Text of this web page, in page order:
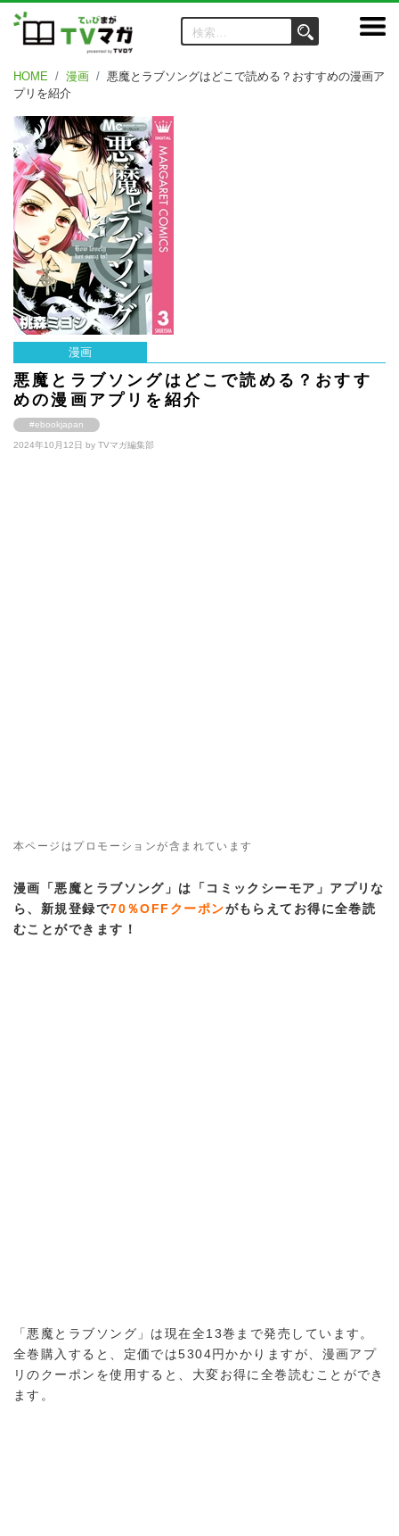
HOME 漫画
悪魔とラブソングはどこで読める？おすすめの漫画ア
プリを紹介
漫画
悪魔とラブソングはどこで読める？おすす
めの漫画アプリを紹介
#ebookjapan
2024年10月12日 by TVマガ編集部
本ページはプロモーションが含まれています
漫画「悪魔とラブソング」は「コミックシーモア」アプリな
ら、新規登録で70％OFFクーポンがもらえてお得に全巻読
むことができます！
「悪魔とラブソング」は現在全13巻まで発売しています。
全巻購入すると、定価では5304円かかりますが、漫画アプ
リのクーポンを使用すると、大変お得に全巻読むことができ
ます。